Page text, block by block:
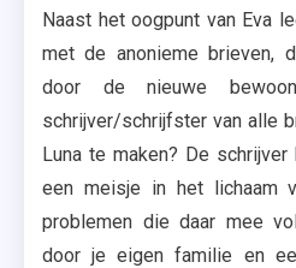
Naast het oogpunt van Eva
met de anonieme brieven,
door de nieuwe
schrijver/schrijfster van alle
Luna te maken? De
een meisje in het lichaam
problemen die daar mee
door je eigen familie en